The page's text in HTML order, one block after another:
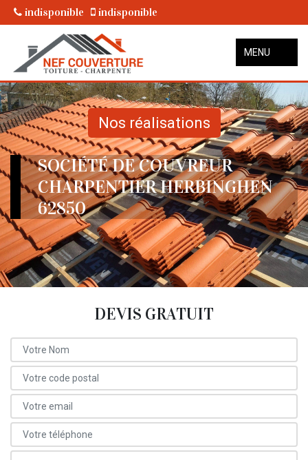
indisponible indisponible
MENU
Nos réalisations
SOCIÉTÉ DE COUVREUR
CHARPENTIER HERBINGHEN
62850
DEVIS GRATUIT